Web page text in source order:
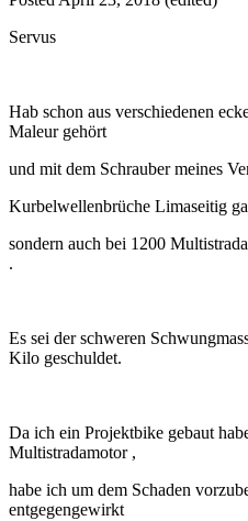
Servus
Hab schon aus verschiedenen
Maleur gehört
und mit dem Schrauber meines
Kurbelwellenbrüche Limaseitig
sondern auch bei 1200
.
Es sei der schweren
Kilo geschuldet.
Da ich ein Projektbike gebaut
Multistradamotor ,
habe ich um dem Schaden
entgegengewirkt